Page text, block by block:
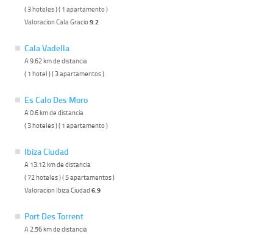
( 3 hoteles ) ( 1 apartamento )
Valoracion Cala Gracio9.2
Cala Vadella
A 9.62 km de distancia
( 1 hotel ) ( 3 apartamentos )
Es Calo Des Moro
A 0.6 km de distancia
( 3 hoteles ) ( 1 apartamento )
Ibiza Ciudad
A 13.12 km de distancia
( 72 hoteles ) ( 5 apartamentos )
Valoracion Ibiza Ciudad 6.9
Port Des Torrent
A 2.56 km de distancia